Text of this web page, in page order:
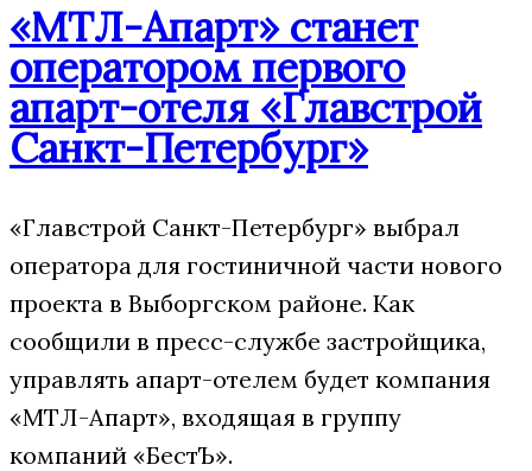
«МТЛ-Апарт» станет
оператором первого
апарт-отеля «Главстрой
Санкт-Петербург»
«Главстрой Санкт-Петербург» выбрал
оператора для гостиничной части нового
проекта в Выборгском районе. Как
сообщили в пресс-службе застройщика,
управлять апарт-отелем будет компания
«МТЛ-Апарт», входящая в группу
компаний «БестЪ».